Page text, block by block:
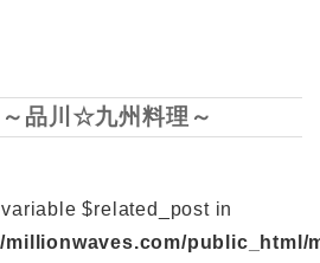
品川☆九州料理～
$related_post in
public_html/